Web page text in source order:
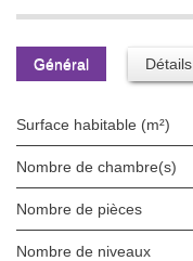
Général
Surface habitable (m²)
Nombre de chambre(s)
Nombre de pièces
Nombre de niveaux